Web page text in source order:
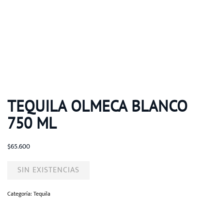
TEQUILA OLMECA BLANCO
750 ML
$65.600
SIN EXISTENCIAS
Categoría: Tequila